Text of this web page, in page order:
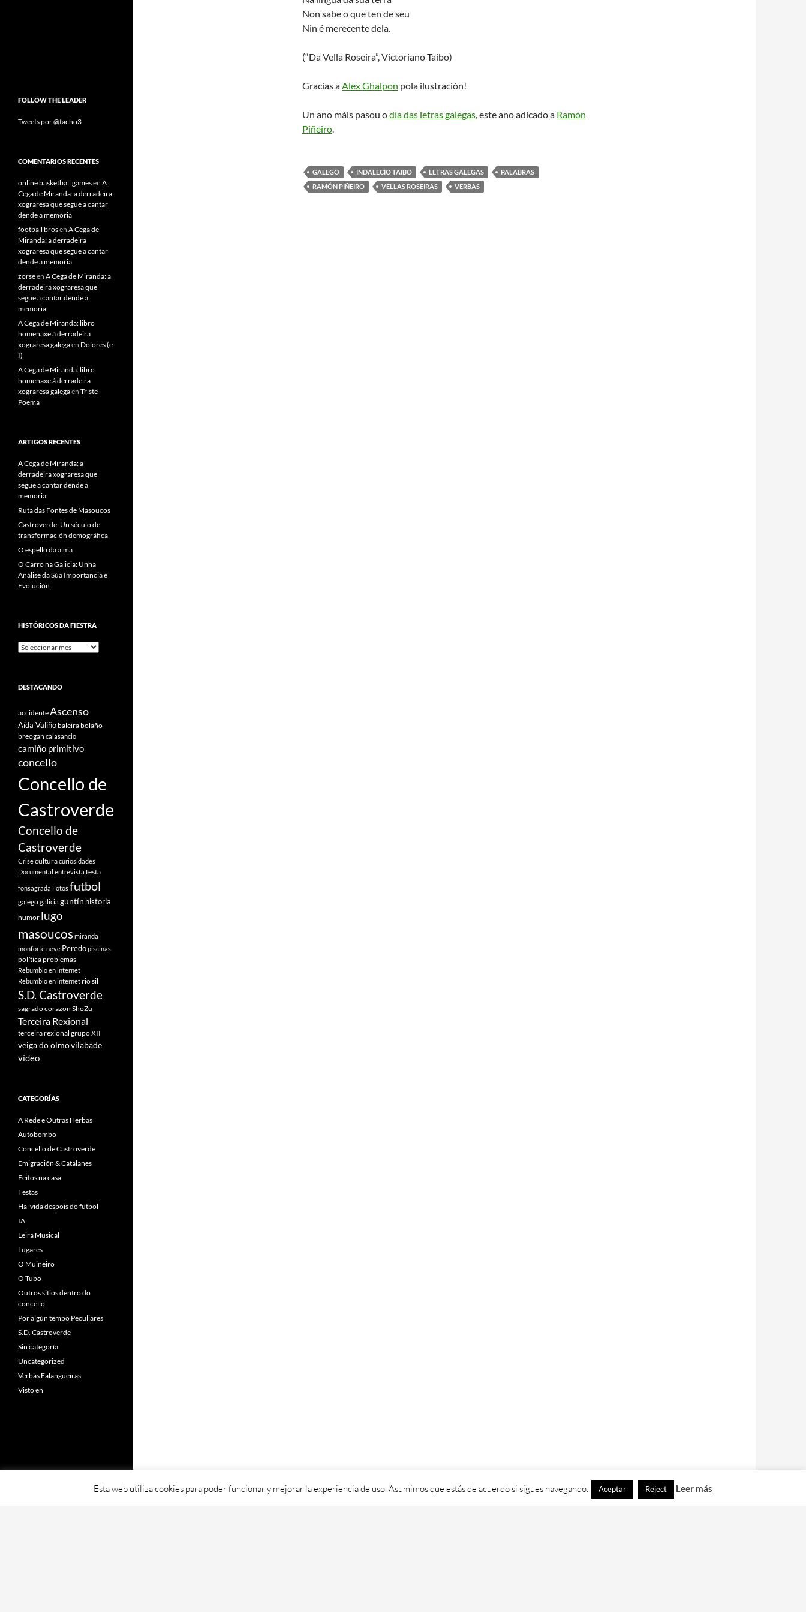
Non sabe o que ten de seu
Nin é merecente dela.
(“Da Vella Roseira”, Victoriano Taibo)
Gracias aAlex Ghalpon pola ilustración!
Un ano máis pasou odía das letras galegas, este ano adicado a Ramón
Piñeiro.
GALEGO INDALECIO TAIBO LETRAS GALEGAS
PALABRAS
RAMÓN PIÑEIRO
VELLAS ROSEIRAS VERBAS
FOLLOW THE LEADER
Tweets por @tacho3
COMENTARIOS RECENTES
online basketball gamesen A
Cega de Miranda: a derradeira
xograresa que segue a cantar
dende a memoria
football brosen A Cega de
Miranda: a derradeira
xograresa que segue a cantar
dende a memoria
zorseen A Cega de Miranda: a
derradeira xograresa que
segue a cantar dende a
memoria
A Cega de Miranda: libro
homenaxe á derradeira
xograresa galegaen Dolores (e
I)
A Cega de Miranda: libro
homenaxe á derradeira
xograresa galegaen Triste
Poema
ARTIGOS RECENTES
A Cega de Miranda: a
derradeira xograresa que
segue a cantar dende a
memoria
Ruta das Fontes de Masoucos
Castroverde: Un século de
transformación demográfica
O espello da alma
O Carro na Galicia: Unha
Análise da Súa Importancia e
Evolución
HISTÓRICOS DA FIESTRA
Históricos
DESTACANDO
accidenteAscenso
Aída Valiñobaleirabolaño
breogan calasancio
camiño primitivo
concello
Concello de
Castroverde
Concello de
Castroverde
Criseculturacuriosidades
Documental entrevista festa
fonsagrada Fotosfutbol
galegogalicia guntín historia
humor lugo
masoucosmiranda
monforteneve Peredopiscinas
políticaproblemas
Rebumbio en internet
Rebumbio en internetrio sil
S.D. Castroverde
sagrado corazon ShoZu
Terceira Rexional
terceira rexional grupo XII
veiga do olmovilabade
vídeo
CATEGORÍAS
A Rede e Outras Herbas
Autobombo
Concello de Castroverde
Emigración & Catalanes
Feitos na casa
Festas
Hai vida despois do futbol
IA
Leira Musical
Lugares
O Muiñeiro
O Tubo
Outros sitios dentro do
concello
Por algún tempo Peculiares
S.D. Castroverde
Sin categoría
Uncategorized
Verbas Falangueiras
Visto en
Esta web utiliza cookies para poder funcionar y mejorar la experiencia de uso. Asumimos que estás de acuerdo si sigues navegando. Aceptar Reject Leer más